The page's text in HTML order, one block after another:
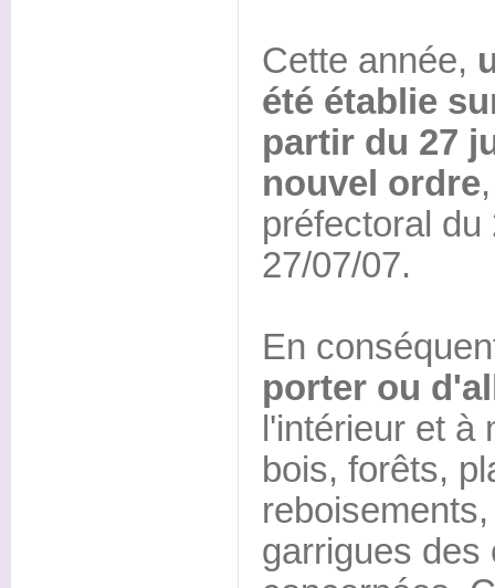
Cette année,
été établie
partir du 27
nouvel ordre
préfectoral du
27/07/07.
En
porter ou
l'intérieur et à
bois, forêts,
garrigues des